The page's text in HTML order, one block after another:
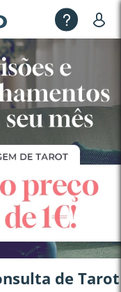
de Tarot